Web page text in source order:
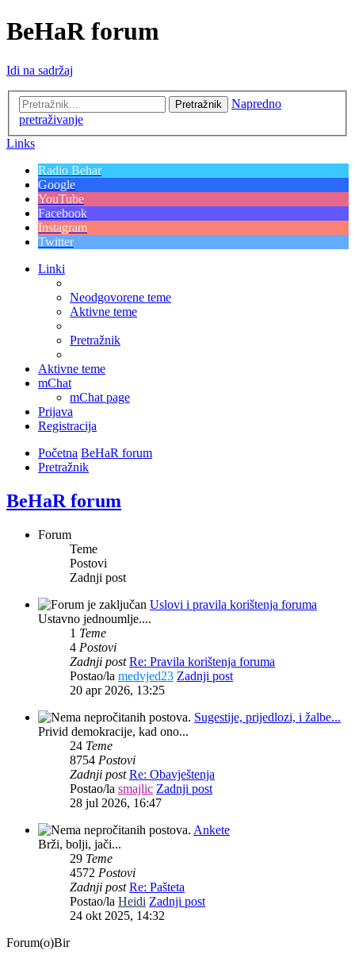
BeHaR forum
Idi na sadržaj
Pretražnik
Napredno
pretraživanje
Links
Radio Behar
Google
YouTube
Facebook
Instagram
Twitter
Linki
Neodgovorene teme
Aktivne teme
Pretražnik
Aktivne teme
mChat
mChat page
Prijava
Registracija
Početna BeHaR forum
Pretražnik
BeHaR forum
Forum
Teme
Postovi
Zadnji post
Uslovi i pravila korištenja foruma
Ustavno jednoumlje....
1 Teme
4 Postovi
Zadnji post Re: Pravila korištenja foruma
Postao/la medvjed23 Zadnji post
20 apr 2026, 13:25
Sugestije, prijedlozi, i žalbe...
Privid demokracije, kad ono...
24 Teme
8754 Postovi
Zadnji post Re: Obavještenja
Postao/la smajlic Zadnji post
28 jul 2026, 16:47
Ankete
Brži, bolji, jači...
29 Teme
4572 Postovi
Zadnji post Re: Pašteta
Postao/la Heidi Zadnji post
24 okt 2025, 14:32
Forum(o)Bir